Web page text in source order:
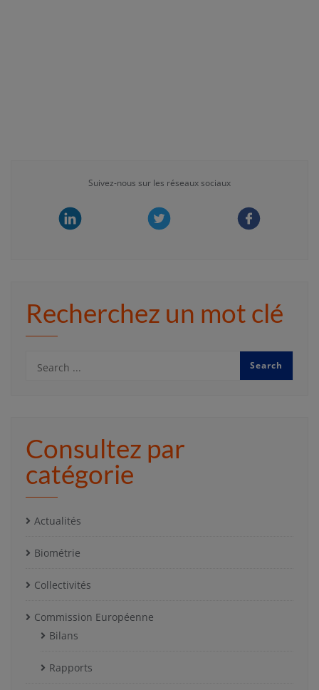
Suivez-nous sur les réseaux sociaux
Recherchez un mot clé
Consultez par
catégorie
Actualités
Biométrie
Collectivités
Commission Européenne
Bilans
Rapports